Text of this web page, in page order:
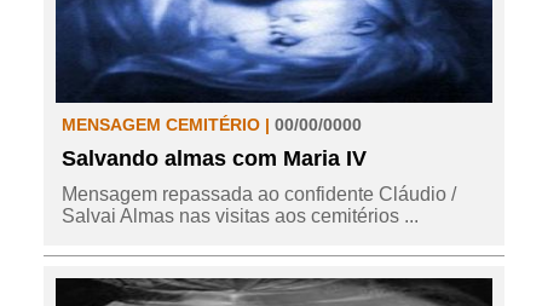
MENSAGEM CEMITÉRIO | 00/00/0000
Salvando almas com Maria IV
Mensagem repassada ao confidente Cláudio /
Salvai Almas nas visitas aos cemitérios ...